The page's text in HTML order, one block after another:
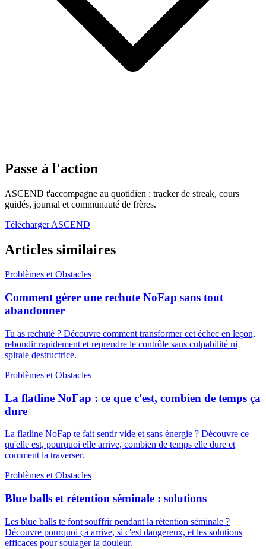
Passe à l'action
ASCEND t'accompagne au quotidien : tracker de streak, cours
guidés, journal et communauté de frères.
Télécharger ASCEND
Articles similaires
Problèmes et Obstacles
Comment gérer une rechute NoFap sans tout
abandonner
Tu as rechuté ? Découvre comment transformer cet échec en leçon,
rebondir rapidement et reprendre le contrôle sans culpabilité ni
spirale destructrice.
Problèmes et Obstacles
La flatline NoFap : ce que c'est, combien de temps ça
dure
La flatline NoFap te fait sentir vide et sans énergie ? Découvre ce
qu'elle est, pourquoi elle arrive, combien de temps elle dure et
comment la traverser.
Problèmes et Obstacles
Blue balls et rétention séminale : solutions
Les blue balls te font souffrir pendant la rétention séminale ?
Découvre pourquoi ça arrive, si c'est dangereux, et les solutions
efficaces pour soulager la douleur.